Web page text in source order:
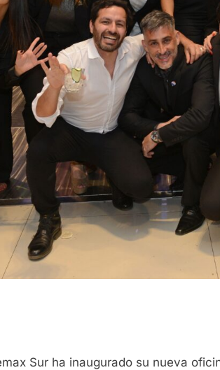
Sur ha inaugurado su nueva